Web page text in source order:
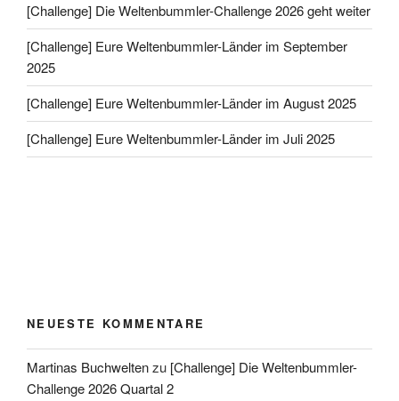
[Challenge] Die Weltenbummler-Challenge 2026 geht weiter
[Challenge] Eure Weltenbummler-Länder im September
2025
[Challenge] Eure Weltenbummler-Länder im August 2025
[Challenge] Eure Weltenbummler-Länder im Juli 2025
NEUESTE KOMMENTARE
Martinas Buchweltenzu [Challenge] Die Weltenbummler-
Challenge 2026 Quartal 2